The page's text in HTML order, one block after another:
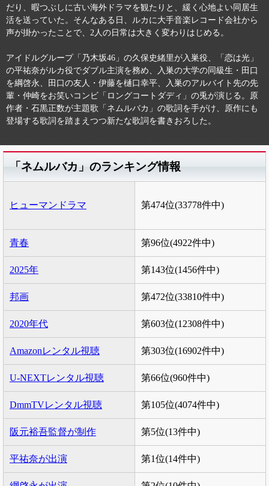
だり、暇つぶしに古い海外ドラマを観たりと、緩く心地よい同居生
活を送っていた。そんなある日、ルカに大手音楽レコード会社から
声が掛かったことで、2人の日常は大きく変わりはじめる。
アイドルグループ「乃木坂46」の久保史緒里が入巣役、「恋は光」
の平祐奈がルカ役でダブル主演を務め、入巣の大学の同級生・田口
を綱啓永、田口の友人・伊藤を樋口幸平、入巣のアルバイト先の先
輩・仲崎をお笑いコンビ「ロングコートダディ」の兎が演じる。原
作者・石黒正数が主題歌「ネムルバカ」の歌詞を手がけ、原作にも
登場する歌詞を踏まえつつ新たな歌詞を書きおろした。
「ネムルバカ」のランキング情報
ヒューマンドラマ 第474位(33778件中)
青春 第96位(4922件中)
2025年 第143位(1456件中)
邦画 第472位(33810件中)
2020年代 第603位(12308件中)
Amazonレンタル視聴 第303位(16902件中)
U-NEXTレンタル視聴 第66位(960件中)
DmmTVレンタル視聴 第105位(4074件中)
阪元裕吾監督が制作 第5位(13件中)
平祐奈が出演 第1位(14件中)